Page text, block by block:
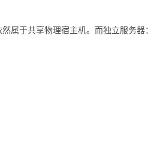
属于共享物理宿主机。而独立服务器